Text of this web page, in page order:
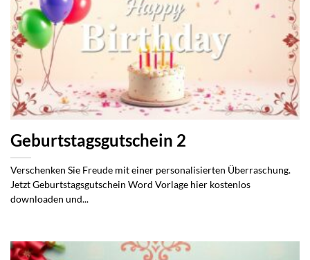
Geburtstagsgutschein 2
Verschenken Sie Freude mit einer personalisierten Überraschung.
Jetzt Geburtstagsgutschein Word Vorlage hier kostenlos
downloaden und...